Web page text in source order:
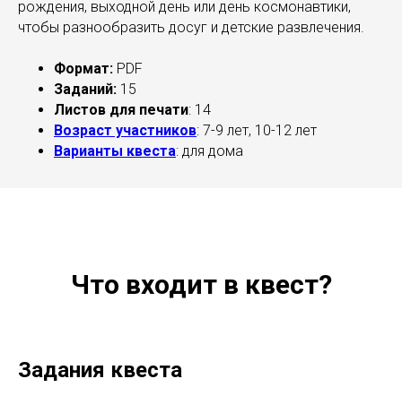
рождения, выходной день или день космонавтики,
чтобы разнообразить досуг и детские развлечения.
Формат: PDF
Заданий: 15
Листов для печати: 14
Возраст участников: 7-9 лет, 10-12 лет
Варианты квеста: для дома
Что входит в квест?
Задания квеста